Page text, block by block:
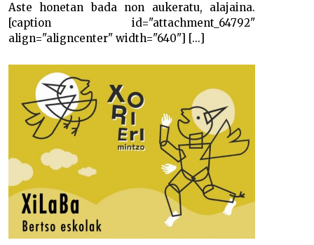
Aste honetan bada non aukeratu, alajaina.
[caption id="attachment_64792"
align="aligncenter" width="640"] [...]